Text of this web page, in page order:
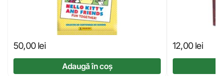
50,00 lei
Adaugă în coș
12,00 lei